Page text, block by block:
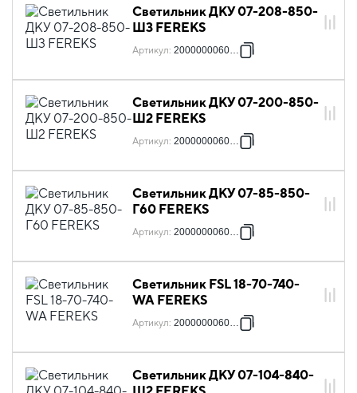
Светильник ДКУ 07-208-850-
Ш3 FEREKS
Артикул: 2000000060309
Светильник ДКУ 07-200-850-
Ш2 FEREKS
Артикул: 2000000060521
Светильник ДКУ 07-85-850-
Г60 FEREKS
Артикул: 2000000060545
Светильник FSL 18-70-740-
WA FEREKS
Артикул: 2000000060552
Светильник ДКУ 07-104-840-